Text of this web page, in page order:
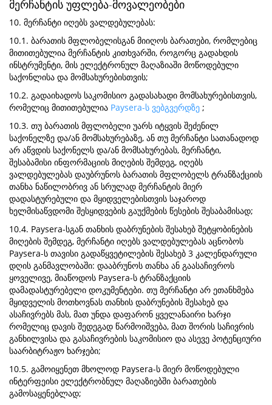
მერჩანტის უფლება-მოვალეობები
10. მერჩანტი იღებს ვალდებულებას:
10.1. ბარათის მფლობელისგან მიიღოს ბარათები, რომლებიც
მითითებულია მერჩანტის კითხვარში, როგორც გადახდის
ინსტრუმენტი, მის ელექტრონულ მაღაზიაში მოწოდებული
საქონლისა და მომსახურებისთვის;
10.2. გადაიხადოს საკომისიო გადასახადი მომსახურებისთვის,
რომელიც მითითებულია Paysera-ს ვებგვერდზე ;
10.3. თუ ბარათის მფლობელი უარს იტყვის შეძენილ
საქონელზე და/ან მომსახურებაზე, ან თუ მერჩანტი სათანადოდ
არ აწვდის საქონელს და/ან მომსახურებას, მერჩანტი,
შესაბამისი ინფორმაციის მიღების შემდეგ, იღებს
ვალდებულებას დაუბრუნოს ბარათის მფლობელს ტრანზაქციის
თანხა ნაწილობრივ ან სრულად მერჩანტის მიერ
დადასტურებული და მყიდველებისთვის საჯაროდ
ხელმისაწვდომი შესყიდვების გაუქმების წესების შესაბამისად;
10.4. Paysera-სგან თანხის დაბრუნების შესახებ შეტყობინების
მიღების შემდეგ, მერჩანტი იღებს ვალდებულებას აცნობოს
Paysera-ს თავისი გადაწყვეტილების შესახებ 3 კალენდარული
დღის განმავლობაში: დააბრუნოს თანხა ან გაასაჩივროს
ყოველივე, მიაწოდოს Paysera-ს ტრანზაქციის
დამადასტურებელი დოკუმენტები. თუ მერჩანტი არ ეთანხმება
მყიდველის მოთხოვნას თანხის დაბრუნების შესახებ და
ასაჩივრებს მას, მათ უნდა დაფარონ ყველანაირი ხარჯი
რომელიც დავის შედეგად წარმოიშვება, მათ შორის საჩივრის
განხილვისა და გასაჩივრების საკომისიო და ასევე პოტენციური
საარბიტრაჟო ხარჯები;
10.5. გამოიყენეთ მხოლოდ Paysera-ს მიერ მოწოდებული
ინტერფეისი ელექტრობნულ მაღაზიებში ბარათების
გამოსაყენებლად;